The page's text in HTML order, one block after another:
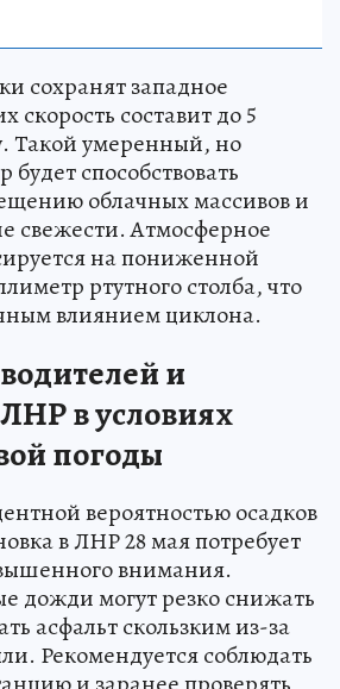
сохранят западное
скорость составит до 5
Такой умеренный, но
будет способствовать
облачных массивов и
свежести. Атмосферное
на пониженной
ртутного столба, что
влиянием циклона.
и
в условиях
погоды
вероятностью осадков
в ЛНР 28 мая потребует
внимания.
дожди могут резко снижать
асфальт скользким из-за
Рекомендуется соблюдать